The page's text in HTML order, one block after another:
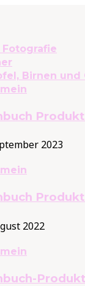
Birnen und
2023
2022